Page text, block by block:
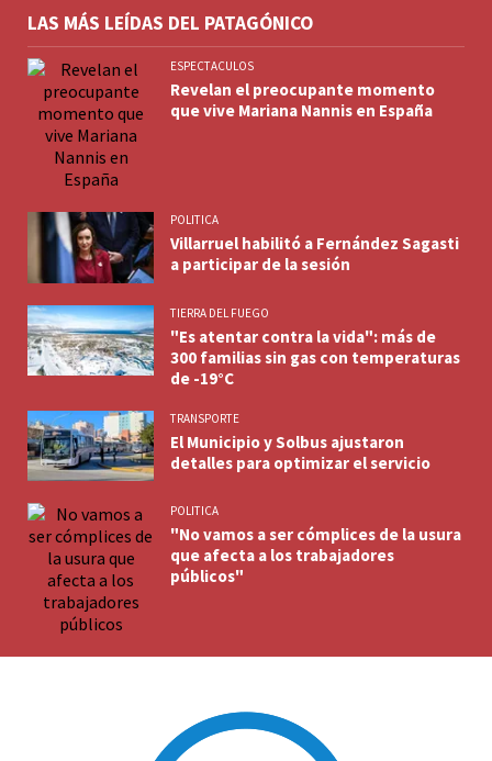
LAS MÁS LEÍDAS DEL PATAGÓNICO
ESPECTACULOS
Revelan el preocupante momento
que vive Mariana Nannis en España
POLITICA
Villarruel habilitó a Fernández Sagasti
a participar de la sesión
TIERRA DEL FUEGO
"Es atentar contra la vida": más de
300 familias sin gas con temperaturas
de -19°C
TRANSPORTE
El Municipio y Solbus ajustaron
detalles para optimizar el servicio
POLITICA
"No vamos a ser cómplices de la usura
que afecta a los trabajadores
públicos"